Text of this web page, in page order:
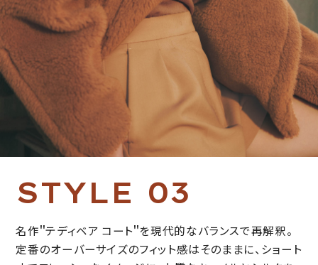
STYLE 03
名作＂テディベア コート＂を現代的なバランスで再解釈。
定番のオーバーサイズのフィット感はそのままに、ショート